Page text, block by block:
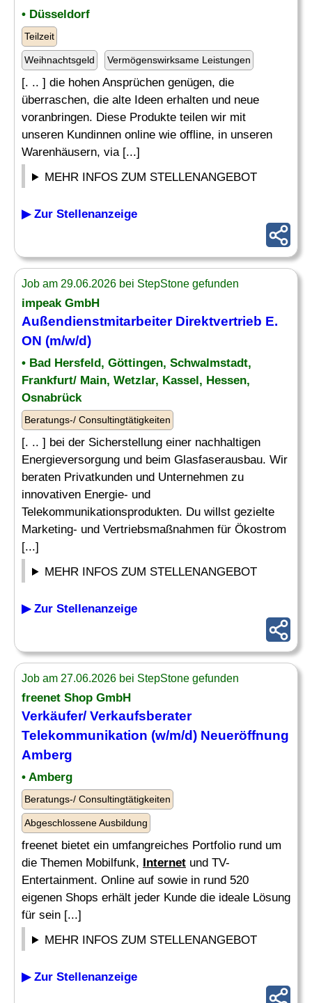
• Düsseldorf
Teilzeit
Weihnachtsgeld Vermögenswirksame Leistungen
[. .. ] die hohen Ansprüchen genügen, die
überraschen, die alte Ideen erhalten und neue
voranbringen. Diese Produkte teilen wir mit
unseren Kundinnen online wie offline, in unseren
Warenhäusern, via [...]
MEHR INFOS ZUM STELLENANGEBOT
▶ Zur Stellenanzeige
Job am 29.06.2026 bei StepStone gefunden
impeak GmbH
Außendienstmitarbeiter Direktvertrieb E.
ON (m/w/d)
• Bad Hersfeld, Göttingen, Schwalmstadt,
Frankfurt/ Main, Wetzlar, Kassel, Hessen,
Osnabrück
Beratungs-/ Consultingtätigkeiten
[. .. ] bei der Sicherstellung einer nachhaltigen
Energieversorgung und beim Glasfaserausbau. Wir
beraten Privatkunden und Unternehmen zu
innovativen Energie- und
Telekommunikationsprodukten. Du willst gezielte
Marketing- und Vertriebsmaßnahmen für Ökostrom
[...]
MEHR INFOS ZUM STELLENANGEBOT
▶ Zur Stellenanzeige
Job am 27.06.2026 bei StepStone gefunden
freenet Shop GmbH
Verkäufer/ Verkaufsberater
Telekommunikation (w/m/d) Neueröffnung
Amberg
• Amberg
Beratungs-/ Consultingtätigkeiten
Abgeschlossene Ausbildung
freenet bietet ein umfangreiches Portfolio rund um
die Themen Mobilfunk, Internet und TV-
Entertainment. Online auf sowie in rund 520
eigenen Shops erhält jeder Kunde die ideale Lösung
für sein [...]
MEHR INFOS ZUM STELLENANGEBOT
▶ Zur Stellenanzeige